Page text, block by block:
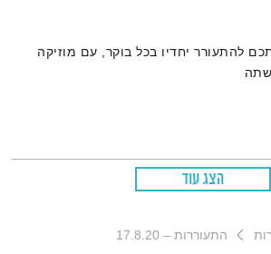
להתעורר יחדיו בכל בוקר, עם מוזיקה
הצג עוד
התעוררות – 17.8.20